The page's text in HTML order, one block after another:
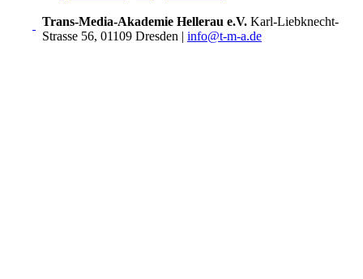
Trans-Media-Akademie Hellerau e.V. Karl-Liebknecht-
Strasse 56, 01109 Dresden | info@t-m-a.de